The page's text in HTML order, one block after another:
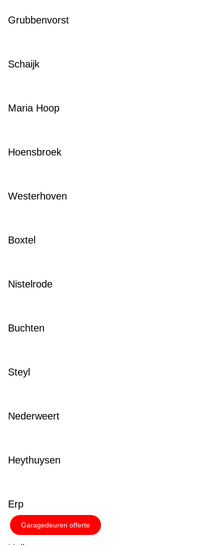
Grubbenvorst
Schaijk
Maria Hoop
Hoensbroek
Westerhoven
Boxtel
Nistelrode
Buchten
Steyl
Nederweert
Heythuysen
Erp
Garagedeuren offerte